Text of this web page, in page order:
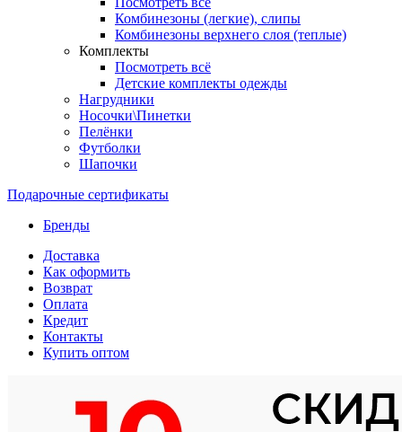
Комбинезоны (легкие), слипы
Комбинезоны верхнего слоя (теплые)
Комплекты
Посмотреть всё
Детские комплекты одежды
Нагрудники
Носочки\Пинетки
Пелёнки
Футболки
Шапочки
Подарочные сертификаты
Бренды
Доставка
Как оформить
Возврат
Оплата
Кредит
Контакты
Купить оптом